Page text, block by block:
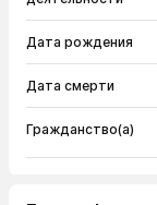
Дата рождения
Дата смерти
Гражданство(а)